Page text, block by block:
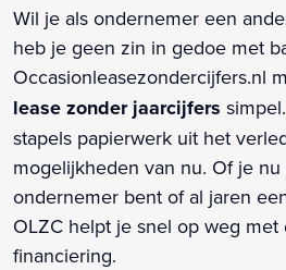
Wil je als ondernemer een
heb je geen zin in gedoe met
Occasionleasezondercijfers.nl
lease zonder jaarcijfers
stapels papierwerk uit het
mogelijkheden van nu. Of je
ondernemer bent of al jaren
OLZC helpt je snel op weg met
financiering.